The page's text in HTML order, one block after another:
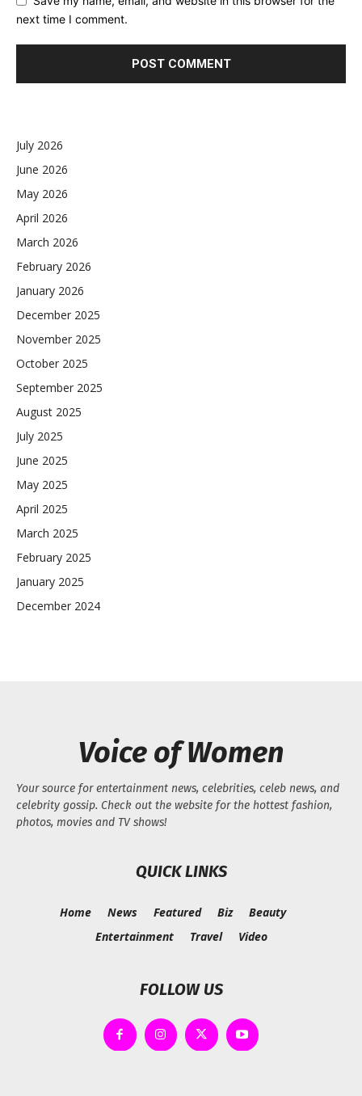
next time I comment.
July 2026
June 2026
May 2026
April 2026
March 2026
February 2026
January 2026
December 2025
November 2025
October 2025
September 2025
August 2025
July 2025
June 2025
May 2025
April 2025
March 2025
February 2025
January 2025
December 2024
Voice of Women
Your source for entertainment news, celebrities, celeb news, and
celebrity gossip. Check out the website for the hottest fashion,
photos, movies and TV shows!
QUICK LINKS
Home News Featured Biz
Beauty
Entertainment
Travel Video
FOLLOW US